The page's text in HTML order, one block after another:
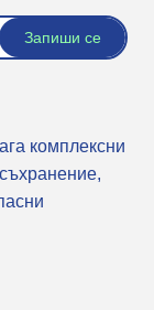
комплексни